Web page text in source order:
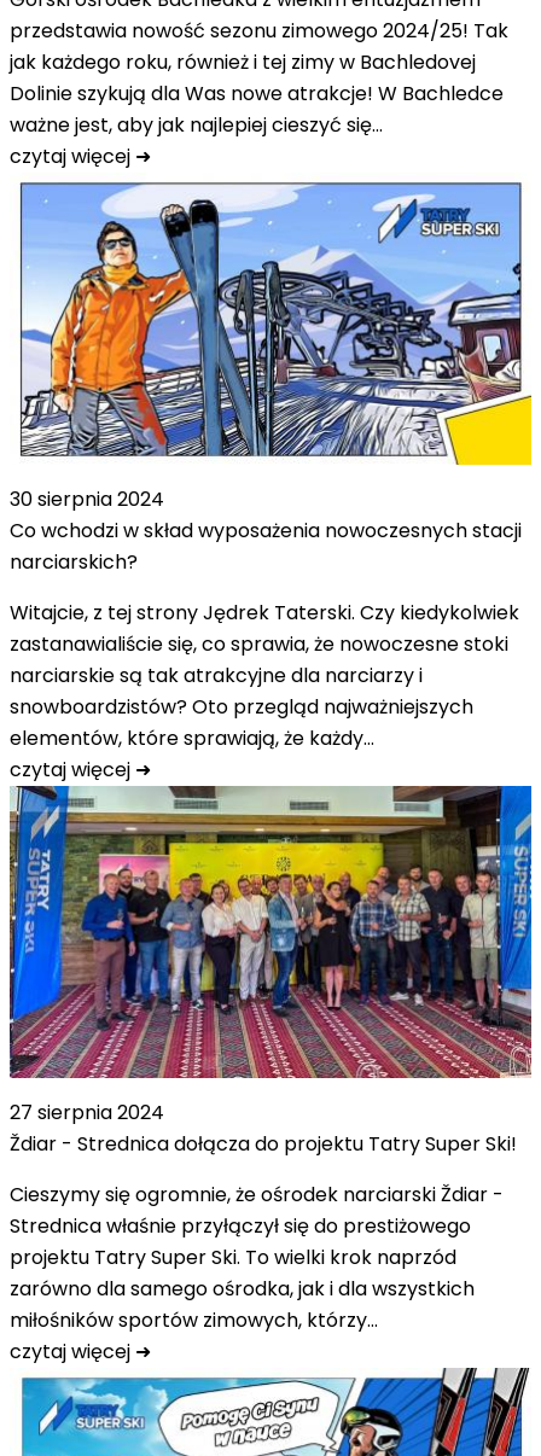
przedstawia nowość sezonu zimowego 2024/25! Tak
jak każdego roku, również i tej zimy w Bachledovej
Dolinie szykują dla Was nowe atrakcje! W Bachledce
ważne jest, aby jak najlepiej cieszyć się…
czytaj więcej ➜
30 sierpnia 2024
Co wchodzi w skład wyposażenia nowoczesnych stacji
narciarskich?
Witajcie, z tej strony Jędrek Taterski. Czy kiedykolwiek
zastanawialiście się, co sprawia, że nowoczesne stoki
narciarskie są tak atrakcyjne dla narciarzy i
snowboardzistów? Oto przegląd najważniejszych
elementów, które sprawiają, że każdy…
czytaj więcej ➜
27 sierpnia 2024
Ždiar - Strednica dołącza do projektu Tatry Super Ski!
Cieszymy się ogromnie, że ośrodek narciarski Ždiar -
Strednica właśnie przyłączył się do prestiżowego
projektu Tatry Super Ski. To wielki krok naprzód
zarówno dla samego ośrodka, jak i dla wszystkich
miłośników sportów zimowych, którzy…
czytaj więcej ➜